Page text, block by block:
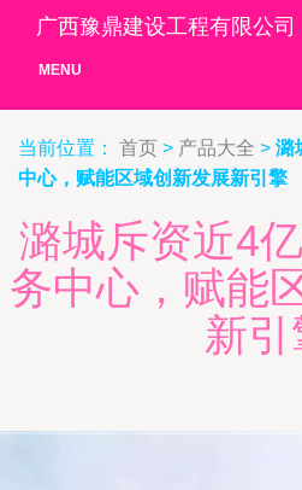
广西豫鼎建设工程有限公司
MENU
当前位置： 首页 > 产品大全 > 潞
中心，赋能区域创新发展新引擎
潞城斥资近4
务中心，赋能
新引